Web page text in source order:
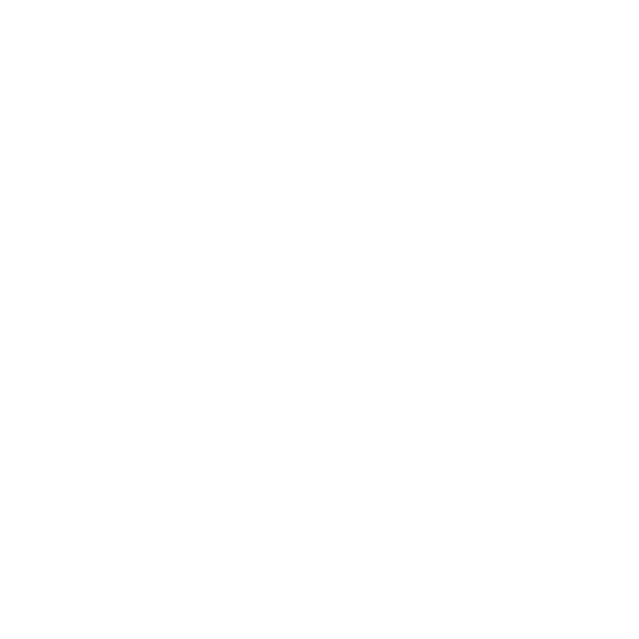
- 30 m; veřejný bazén a lázně Les Grands Bains d'Hérémence - 115 m
/ videohry, místnost pro úschovu zavazadel, úschovna lyží a lyžařských bot, výtah, kryté parkovací stání*, nabíjecí stanice elektroaut*,
s kuchyňským koutem a rozkládacím gaučem (šíře 160 cm) pro 2 osoby, sociální zařízení se sprchou či vanou
ložnice se 2 samostatnými lůžky, obývací pokoj s kuchyňským koutem a rozkládacím gaučem (šíře 160 cm) pro 2 osoby, sociální zařízení
cm), ložnice se 2 samostanými lůžky, obývací pokoj s kuchyňským koutem a rozkládacím gaučem (šíře 160 cm) pro 2 osoby, sociální
cm), ložnice se 2 samostanými lůžky, obývací pokoj s kuchyňským koutem a rozkládacím gaučem (šíře 160 cm) pro 2 osoby, sociální
na kapsle (zpravidla značka Malongo, kapsle k dokoupení na recepci), rychlovarná konvice, wi-fi připojení k internetu